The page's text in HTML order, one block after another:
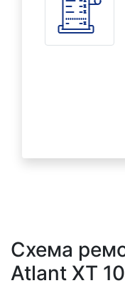
Схема
Atlant XT